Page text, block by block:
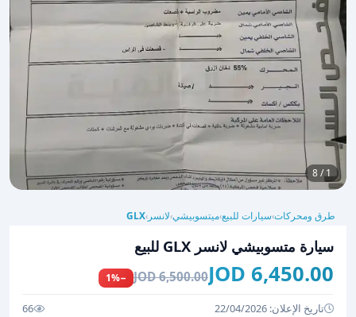
1 / 8
طرق ومحركات›سيارات للبيع›ميتسوبيشي›لانسر ›
GLX
سيارة متسوبيشي لانسر GLX للبيع
6,450.00 JOD
6,500.00 JOD
−1%
تاريخ الإعلان: 22/04/2026 66